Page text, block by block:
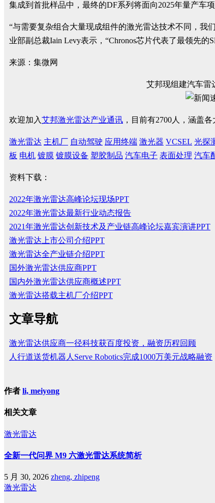
集成到首批样品中，最终的DF系列将面向2025年量产车项
“与需要复杂组合大量现成组件的激光雷达技术不同，我
业部副总裁Iain Levy表示，“Chronos芯片代表了最领先
来源：集微网
艾邦现组建汽车雷
欢迎加入艾邦激光雷达产业通讯 ，目前有2700人，涵盖
激光雷达 主机厂 自动驾驶 应用终端 激光器 VCSEL 光探
板 电机 镀膜 镀膜设备 塑胶制品 汽车电子 表面处理 汽车
资料下载：
2022年激光雷达高峰论坛现场PPT
2022年激光雷达最新行业动态报告
2021年激光雷达创新技术及产业链高峰论坛嘉宾演讲PPT
激光雷达上市公司介绍PPT
激光雷达全产业链介绍PPT
国外激光雷达供应商PPT
国内外激光雷达供应商概述PPT
激光雷达搭载主机厂介绍PPT
文章导航
激光雷达供应商一径科技获百度投资，融资历程回顾
人行道送货机器人Serve Robotics完成1000万美元战略融资
作者 li, meiyong
相关文章
激光雷达
全新一代问界 M9 六激光雷达系统简析
5 月 30, 2026 zheng, zhipeng
激光雷达